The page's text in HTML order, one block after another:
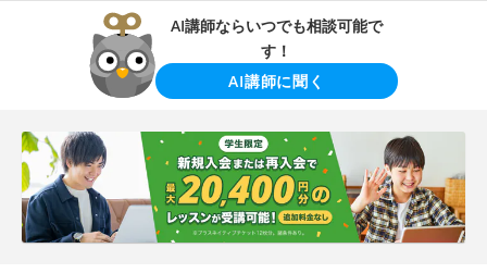
AI講師ならいつでも相談可能で
す！
AI講師に聞く